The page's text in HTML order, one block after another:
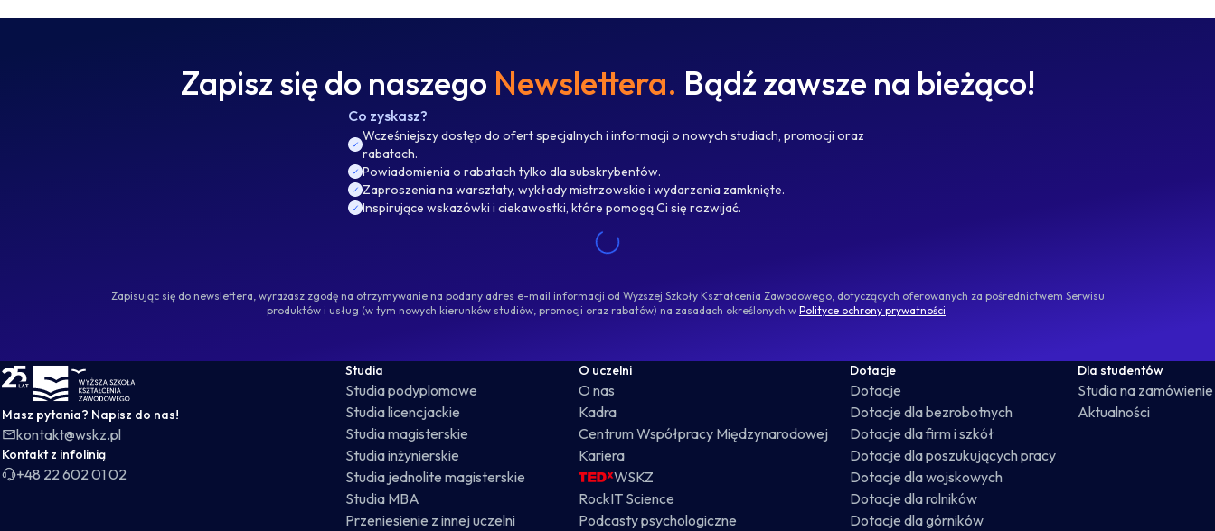
Zapisz się do naszego Newslettera. Bądź zawsze na bieżąco!
Co zyskasz?
Wcześniejszy dostęp do ofert specjalnych i informacji o nowych studiach, promocji oraz
rabatach.
Powiadomienia o rabatach tylko dla subskrybentów.
Zaproszenia na warsztaty, wykłady mistrzowskie i wydarzenia zamknięte.
Inspirujące wskazówki i ciekawostki, które pomogą Ci się rozwijać.
Zapisując się do newslettera, wyrażasz zgodę na otrzymywanie na podany adres e-mail informacji od Wyższej Szkoły Kształcenia Zawodowego, dotyczących oferowanych za pośrednictwem Serwisu
produktów i usług (w tym nowych kierunków studiów, promocji oraz rabatów) na zasadach określonych w Polityce ochrony prywatności.
WSKZ - strona główna
Masz pytania? Napisz do nas!
kontakt@wskz.pl
Kontakt z infolinią
+48 22 602 01 02
Studia
Studia podyplomowe
Studia licencjackie
Studia magisterskie
Studia inżynierskie
Studia jednolite magisterskie
Studia MBA
Przeniesienie z innej uczelni
O uczelni
O nas
Kadra
Centrum Współpracy Międzynarodowej
Kariera
WSKZ
RockIT Science
Podcasty psychologiczne
Dotacje
Dotacje
Dotacje dla bezrobotnych
Dotacje dla firm i szkół
Dotacje dla poszukujących pracy
Dotacje dla wojskowych
Dotacje dla rolników
Dotacje dla górników
Dla studentów
Studia na zamówienie
Aktualności